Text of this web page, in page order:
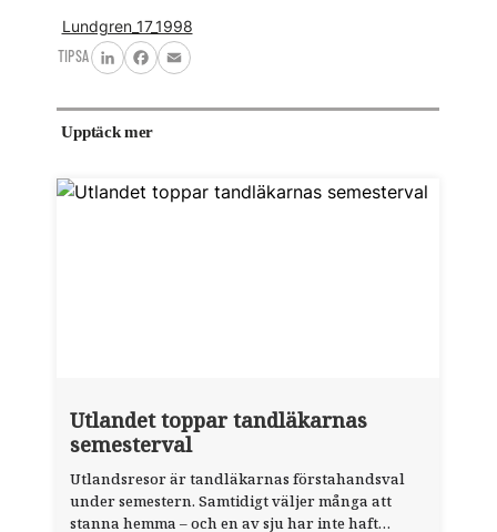
Lundgren_17_1998
TIPSA
LinkedInFacebook
Email
Upptäck mer
Utlandet toppar tandläkarnas
semesterval
Utlandsresor är tandläkarnas förstahandsval
under semestern. Samtidigt väljer många att
stanna hemma – och en av sju har inte haft